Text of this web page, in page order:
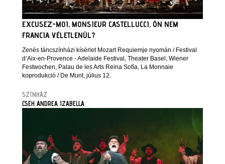
EXCUSEZ-MOI, MONSIEUR CASTELLUCCI, ÖN NEM
FRANCIA VÉLETLENÜL?
Zenés táncszínházi kísérlet Mozart Requiemje nyomán / Festival
d’Aix-en-Provence - Adelaide Festival, Theater Basel, Wiener
Festwochen, Palau de les Arts Reina Sofía, La Monnaie
koprodukció / De Munt, július 12.
SZÍNHÁZ
CSEH ANDREA IZABELLA